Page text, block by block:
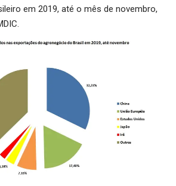
em 2019, até o mês de novembro,